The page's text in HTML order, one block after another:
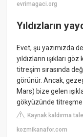
evrimagaci.org
Yıldızların
Evet, şu yazımızda
yıldızların ışıkları
titreşim sırasında
görünür. Ancak,
Mars) bize gelen
gökyüzünde
Kaynak kaldırma
kozmikanafor.com